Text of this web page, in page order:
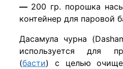
— 200 гр. порошка
контейнер для паровой
Дасамула чурна
используется для
(басти) с целью